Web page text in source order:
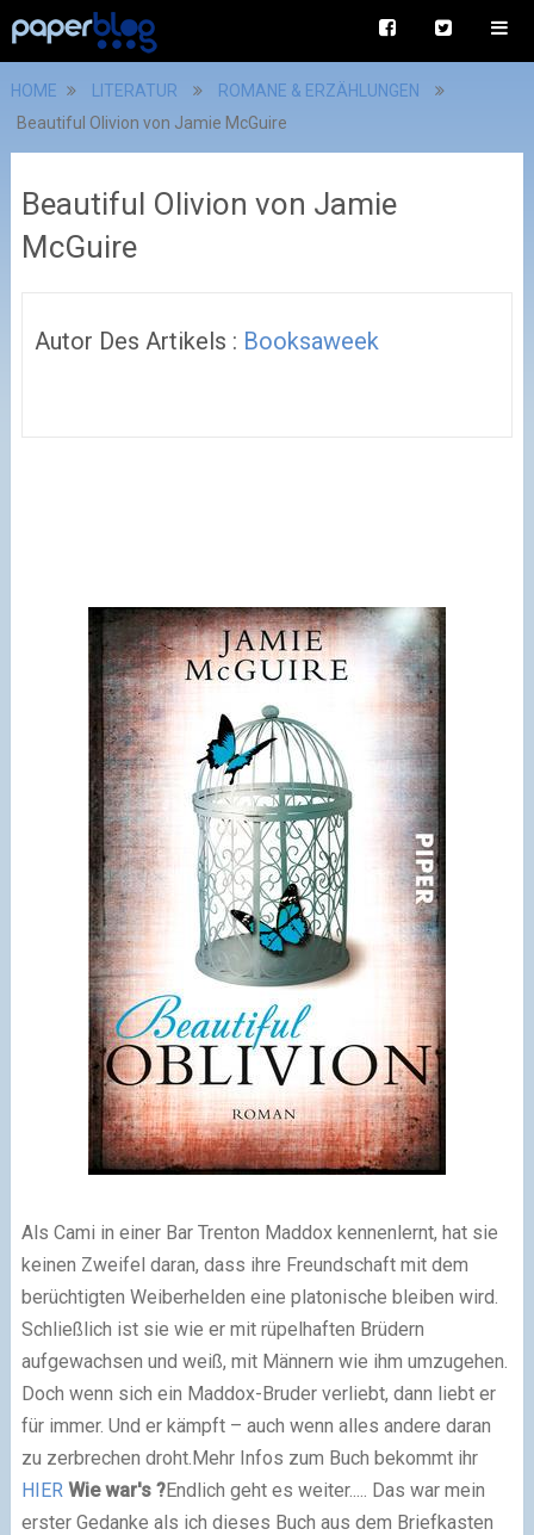
HOME LITERATUR
ROMANE & ERZÄHLUNGEN
Beautiful Olivion von Jamie McGuire
Beautiful Olivion von Jamie
McGuire
Autor Des Artikels : Booksaweek
Als Cami in einer Bar Trenton Maddox kennenlernt, hat sie
keinen Zweifel daran, dass ihre Freundschaft mit dem
berüchtigten Weiberhelden eine platonische bleiben wird.
Schließlich ist sie wie er mit rüpelhaften Brüdern
aufgewachsen und weiß, mit Männern wie ihm umzugehen.
Doch wenn sich ein Maddox-Bruder verliebt, dann liebt er
für immer. Und er kämpft – auch wenn alles andere daran
zu zerbrechen droht. Mehr Infos zum Buch bekommt ihr
HIER Wie war's ?Endlich geht es weiter..... Das war mein
erster Gedanke als ich dieses Buch aus dem Briefkasten